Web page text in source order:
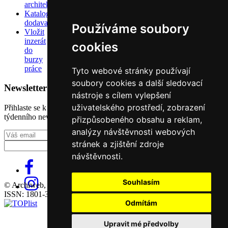
Používáme soubory
cookies
Tyto webové stránky používají
soubory cookies a další sledovací
nástroje s cílem vylepšení
uživatelského prostředí, zobrazení
přizpůsobeného obsahu a reklam,
analýzy návštěvnosti webových
stránek a zjištění zdroje
návštěvnosti.
Souhlasím
Odmítám
Upravit mé předvolby
architektů
Katalog
dodavatelů
Vložit
inzerát
do
burzy
práce
Newsletter
Přihlaste se k odběru našeho pravidelného
týdenního newsletteru:
Fill in „nospam“
© Archiweb, s.r.o. 1997-2026
ISSN: 1801-3902